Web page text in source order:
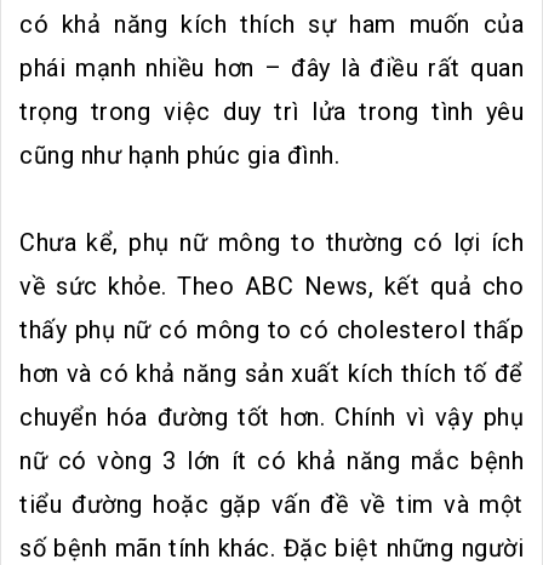
có khả năng kích thích sự ham muốn của
phái mạnh nhiều hơn – đây là điều rất quan
trọng trong việc duy trì lửa trong tình yêu
cũng như hạnh phúc gia đình.
Chưa kể, phụ nữ mông to thường có lợi ích
về sức khỏe. Theo ABC News, kết quả cho
thấy phụ nữ có mông to có cholesterol thấp
hơn và có khả năng sản xuất kích thích tố để
chuyển hóa đường tốt hơn. Chính vì vậy phụ
nữ có vòng 3 lớn ít có khả năng mắc bệnh
tiểu đường hoặc gặp vấn đề về tim và một
số bệnh mãn tính khác. Đặc biệt những người